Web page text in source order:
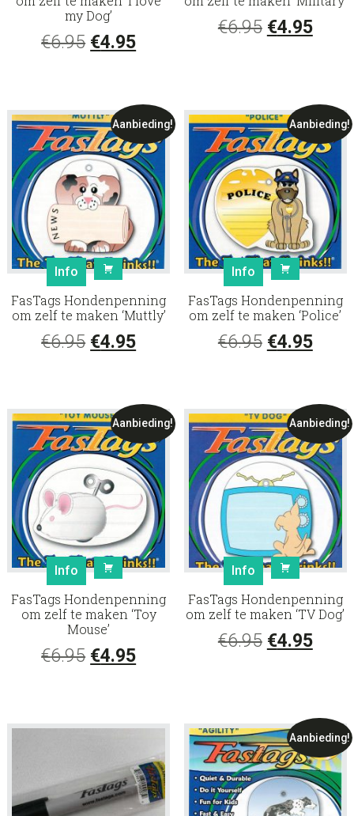
my Dog’
€6.95 Oorspronkelijke
€6.95.
€4.95Huidige
€4.95.
€6.95
€6.95.
€4.95
Aanbieding!
Info
FasTags Hondenpenning
om zelf te maken ‘Muttly’
€6.95 Oorspronkelijke
€6.95.
€4.95Huidige
€4.95.
Aanbieding!
Info
FasTags Hondenpenning
om zelf te maken ‘Police’
€6.95
€6.95.
€4.95
Aanbieding!
Info
FasTags Hondenpenning
om zelf te maken ‘Toy
Mouse’
€6.95 Oorspronkelijke
€6.95.
€4.95Huidige
€4.95.
Aanbieding!
Info
FasTags Hondenpenning
om zelf te maken ‘TV Dog’
€6.95
€6.95.
€4.95
Aanbieding!